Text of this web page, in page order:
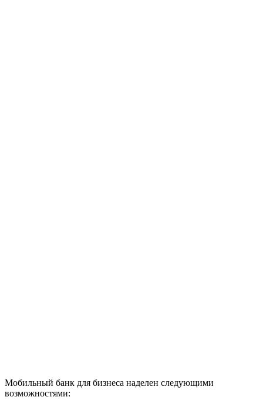
Мобильный банк для бизнеса наделен следующими
возможностями: